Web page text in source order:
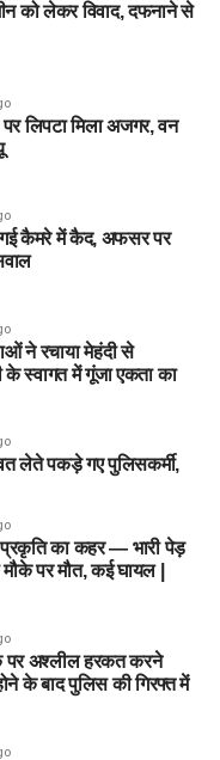
को लेकर विवाद, दफनाने से
पर लिपटा मिला अजगर, वन
कैमरे में कैद, अफसर पर
ने रचाया मेहंदी से
के स्वागत में गूंजा एकता का
लेते पकड़े गए पुलिसकर्मी,
का कहर — भारी पेड़
पर मौत, कई घायल |
पर अश्लील हरकत करने
के बाद पुलिस की गिरफ्त में